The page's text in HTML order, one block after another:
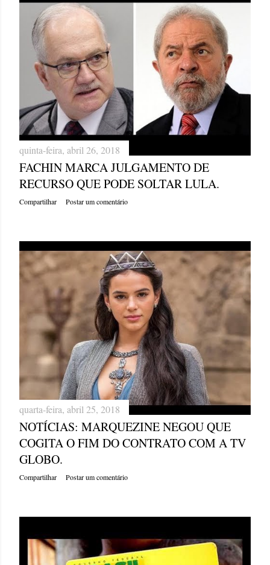
quinta-feira, abril 26, 2018
FACHIN MARCA JULGAMENTO DE
RECURSO QUE PODE SOLTAR LULA.
Compartilhar Postar um comentário
quarta-feira, abril 25, 2018
NOTÍCIAS: MARQUEZINE NEGOU QUE
COGITA O FIM DO CONTRATO COM A TV
GLOBO.
Compartilhar Postar um comentário